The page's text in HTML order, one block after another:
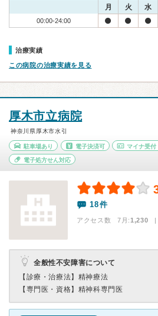
月 火 水
00:00-24:00
治療実績
この病院の治療実績を見る
厚木市立病院
神奈川県厚木市水引
駐車場あり 電子決済可 マイナ受付
電子処方せん対応
18件
アクセス数 7月:1,230 |
全般性不安障害について
【診療・治療法】 精神療法
【専門医・資格】 精神科専門医